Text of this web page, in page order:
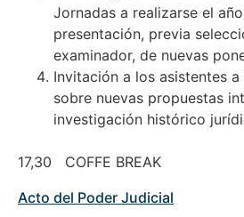
Jornadas a realizarse el
presentación, previa
examinador, de nuevas
Invitación a los asistentes
sobre nuevas propuestas
investigación histórico
17,30 COFFE BREAK
Acto del Poder Judicial